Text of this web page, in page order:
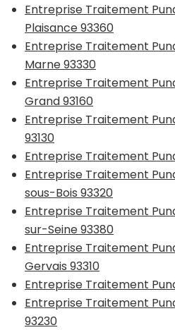
Entreprise Traitement
Plaisance 93360
Entreprise Traitement
Marne 93330
Entreprise Traitement
Grand 93160
Entreprise Traitement
93130
Entreprise Traitement
Entreprise Traitement
sous-Bois 93320
Entreprise Traitement
sur-Seine 93380
Entreprise Traitement
Gervais 93310
Entreprise Traitement
Entreprise Traitement
93230